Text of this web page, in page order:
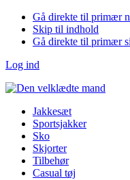
Gå direkte til primær
Skip til indhold
Gå direkte til primær
Log ind
Jakkesæt
Sportsjakker
Sko
Skjorter
Tilbehør
Casual tøj